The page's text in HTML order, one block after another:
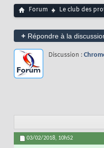
Forum Le club des
+ Répondre à la
Discussion :
03/02/2018, 10h52